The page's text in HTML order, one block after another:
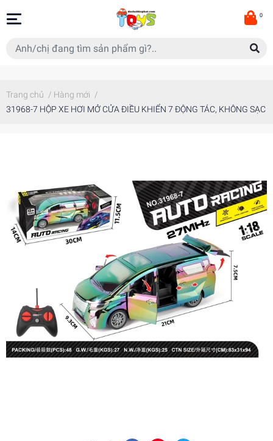
0
Trang chủ / Hàng mới /
31968-7 HỘP XE HƠI MỞ CỬA ĐIỀU KHIỂN 7 ĐỘNG TÁC, KHÔNG SẠC